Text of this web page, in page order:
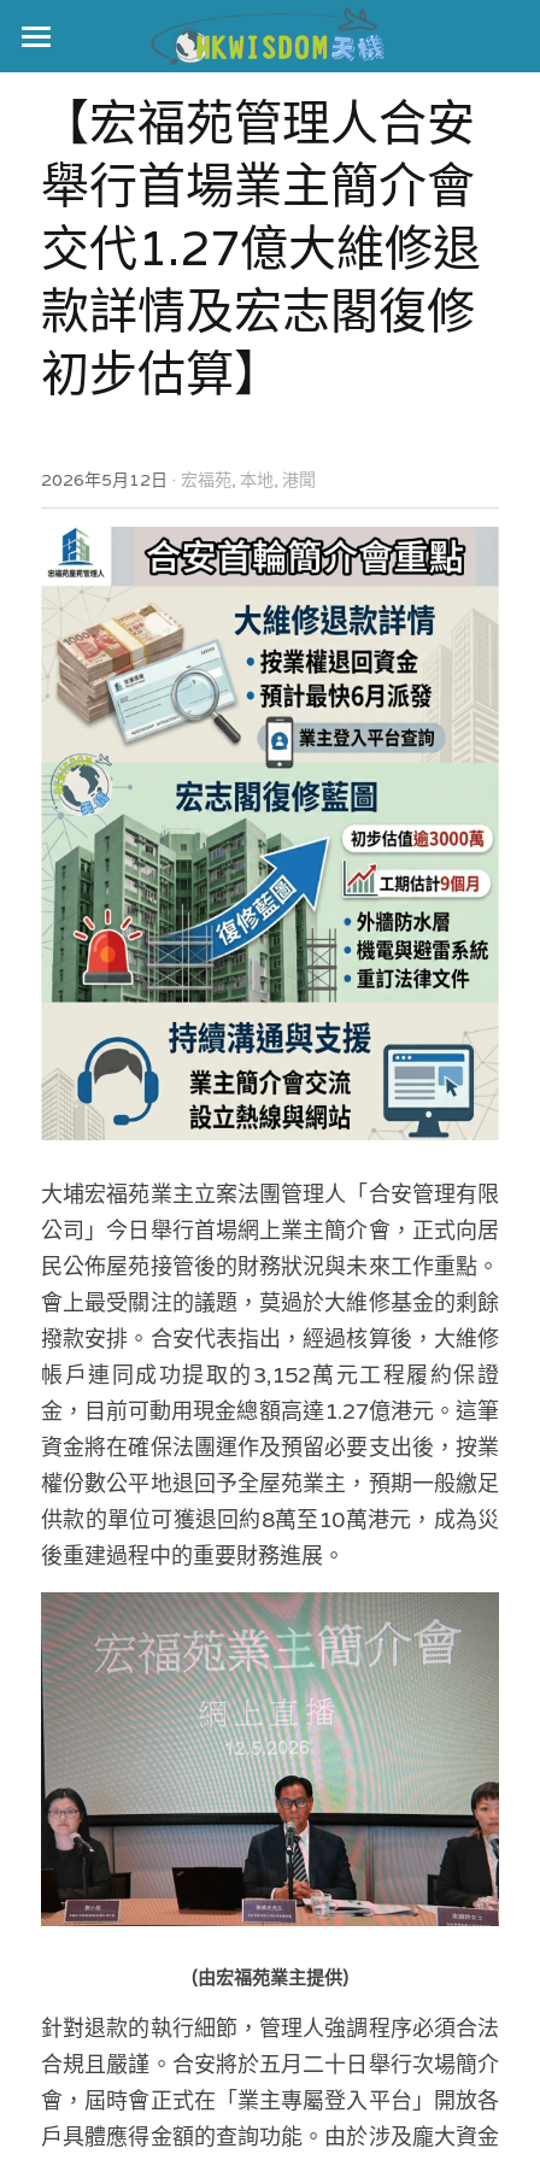
主頁
世界盃
伊美戰爭
黎智英案
正本清源•黎智英案
美西媒體謊言實錄
宏福火災
宏福‧革新
宏福火災正視聽
記錄．宏福苑火災
港聞
國際
娛樂
反華推手你要知
反華推手懶人包
民主派騙案十式
反華推手起底
美西霸凌內幕
美西極權主義
真相直擊
極端暴恐實錄
KOL 專欄
林淑芳專欄
屈穎妍專欄
朱庭萱專欄
莫綺琪專欄
黃萬成專欄
招國偉專欄
高松傑專欄
林伯強專欄
馮煒光專欄
趙處機專欄
KOL 精選
大衛sir專欄
曾子晴 - 晴深直說
龔靜儀大律師專欄
陳貴春大律師專欄
陳子遷律師專欄
羅浚軒專欄
溫志倫專欄
汪明欣專欄
張美雄專欄
莊豪鋒專欄
香港科技專上書院｜專欄
絕密法庭檔案
醫院口岸爆炸案
屠龍小隊案
黎智英案審訊
支聯會案
35+顛覆案
生活
吃喝玩指南
休閒好介紹
親子
花生仔漫畫週記
關於我們
人才招聘
投稿熱線
商戶合作
支持讚助
條款及細則
搜索
繁體中文
繁體中文
English
【宏福苑管理人合安
舉行首場業主簡介會
交代1.27億大維修退
款詳情及宏志閣復修
初步估算】
2026年5月12日 · 宏福苑, 本地, 港聞
大埔宏福苑業主立案法團管理人「合安管理有限
公司」今日舉行首場網上業主簡介會，正式向居
民公佈屋苑接管後的財務狀況與未來工作重點。
會上最受關注的議題，莫過於大維修基金的剩餘
撥款安排。合安代表指出，經過核算後，大維修
帳戶連同成功提取的3,152萬元工程履約保證
金，目前可動用現金總額高達1.27億港元。這筆
資金將在確保法團運作及預留必要支出後，按業
權份數公平地退回予全屋苑業主，預期一般繳足
供款的單位可獲退回約8萬至10萬港元，成為災
後重建過程中的重要財務進展。
(由宏福苑業主提供)
針對退款的執行細節，管理人強調程序必須合法
合規且嚴謹。合安將於五月二十日舉行次場簡介
會，屆時會正式在「業主專屬登入平台」開放各
戶具體應得金額的查詢功能。由於涉及龐大資金